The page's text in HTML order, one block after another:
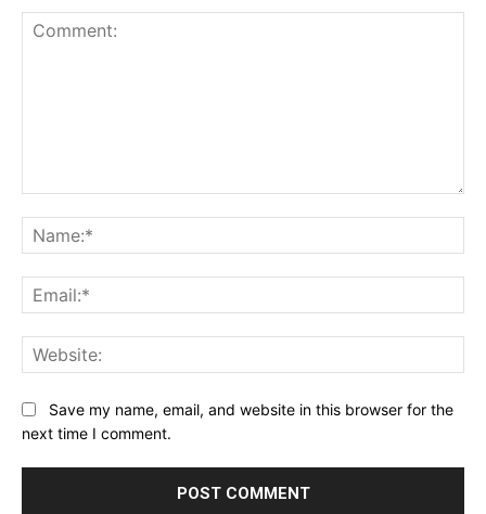
Save my name, email, and website in this browser for the
next time I comment.